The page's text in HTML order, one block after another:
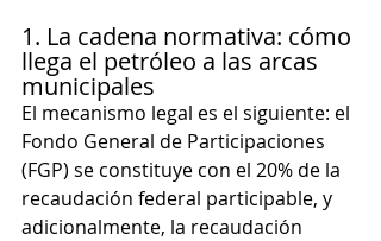
1. La cadena normativa: cómo
llega el petróleo a las arcas
municipales
El mecanismo legal es el siguiente: el
Fondo General de Participaciones
(FGP) se constituye con el 20% de la
recaudación federal participable, y
adicionalmente, la recaudación